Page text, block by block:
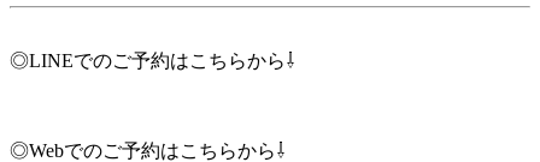
◎LINEでのご予約はこちらから⇩
◎Webでのご予約はこちらから⇩